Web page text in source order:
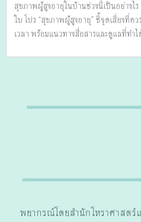
สุขภาพผู้สูงอายุในบ้านช่วงนี้เป็นอย่างไ
ใบ โปร “สุขภาพผู้สูงอายุ” ชี้จุดเสี่ยงที่
เวลา พร้อมแนวทางสื่อสารและดูแลที่ทำไ
พยากรณ์โดยสำนักโหราศาสตร์